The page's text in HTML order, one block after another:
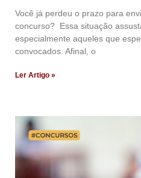
Você já perdeu o prazo para
concurso? Essa situação
especialmente aqueles que
convocados. Afinal, o
Ler Artigo »